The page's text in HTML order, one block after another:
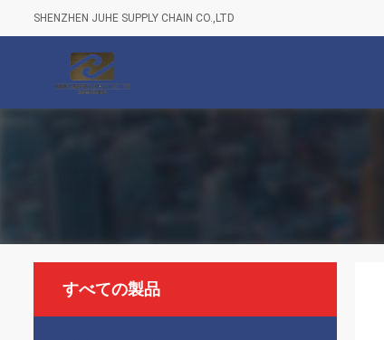
SHENZHEN JUHE SUPPLY CHAIN CO.,LTD
すべての製品